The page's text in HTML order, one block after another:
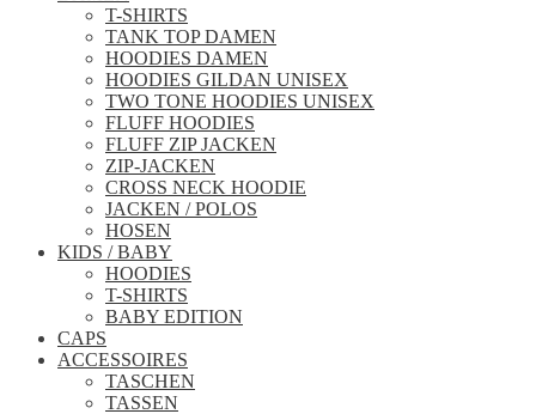
T-SHIRTS
TANK TOP DAMEN
HOODIES DAMEN
HOODIES GILDAN UNISEX
TWO TONE HOODIES UNISEX
FLUFF HOODIES
FLUFF ZIP JACKEN
ZIP-JACKEN
CROSS NECK HOODIE
JACKEN / POLOS
HOSEN
KIDS / BABY
HOODIES
T-SHIRTS
BABY EDITION
CAPS
ACCESSOIRES
TASCHEN
TASSEN